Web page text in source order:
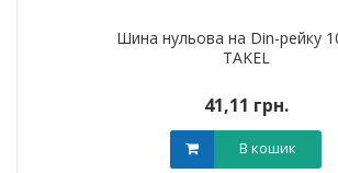
Шина нульова на Din-рейку
TAKEL
41,11 грн.
В кошик